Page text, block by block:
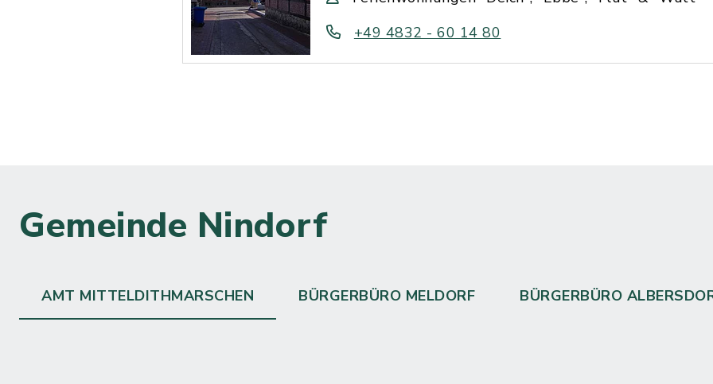
+49 4832 - 60 14 80
Gemeinde Nindorf
AMT MITTELDITHMARSCHEN BÜRGERBÜRO MELDORF BÜRGERBÜRO